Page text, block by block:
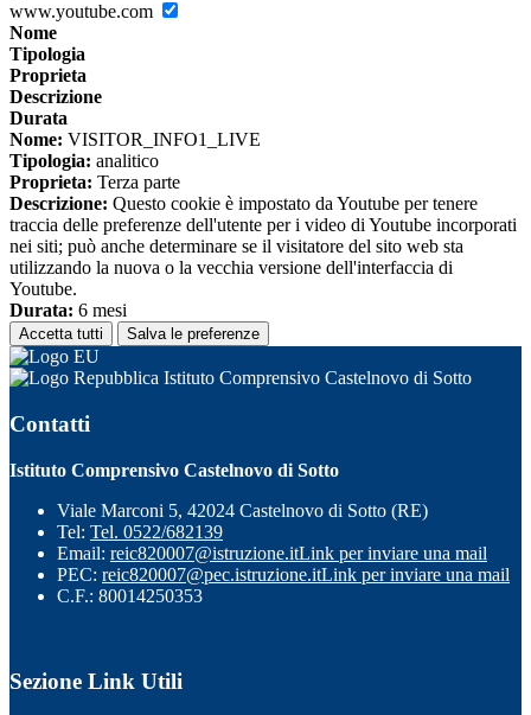
www.youtube.com
Nome
Tipologia
Proprieta
Descrizione
Durata
Nome: VISITOR_INFO1_LIVE
Tipologia: analitico
Proprieta: Terza parte
Descrizione: Questo cookie è impostato da Youtube per tenere
traccia delle preferenze dell'utente per i video di Youtube incorporati
nei siti; può anche determinare se il visitatore del sito web sta
utilizzando la nuova o la vecchia versione dell'interfaccia di
Youtube.
Durata: 6 mesi
Accetta tutti Salva le preferenze
Istituto Comprensivo Castelnovo di Sotto
Contatti
Istituto Comprensivo Castelnovo di Sotto
Viale Marconi 5, 42024 Castelnovo di Sotto (RE)
Tel: Tel. 0522/682139
Email: reic820007@istruzione.itLink per inviare una mail
PEC: reic820007@pec.istruzione.itLink per inviare una mail
C.F.: 80014250353
Sezione Link Utili